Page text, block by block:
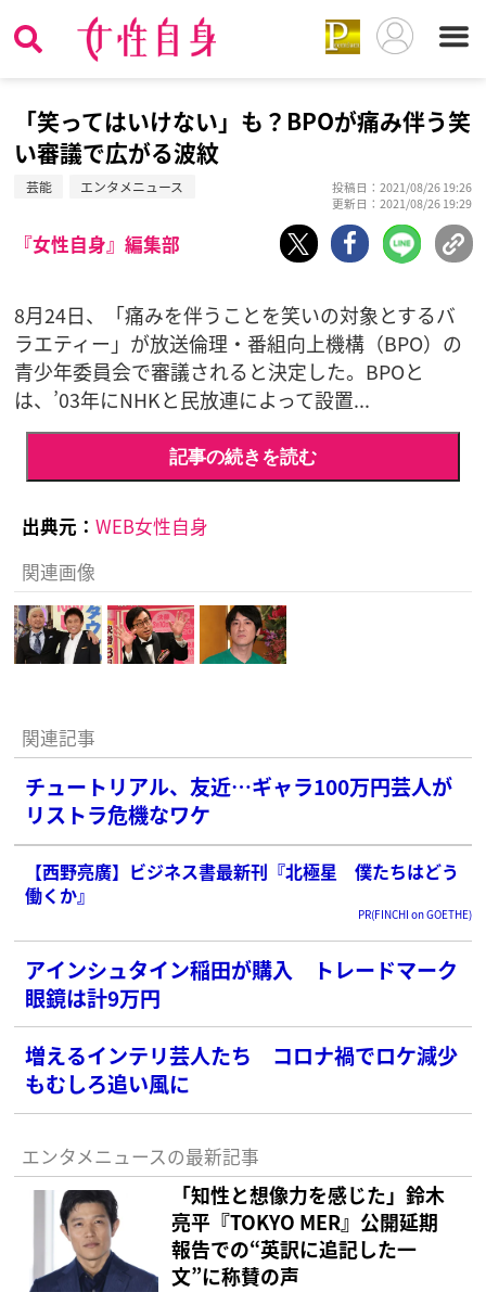
「笑ってはいけない」も？BPOが痛み伴う笑
い審議で広がる波紋
芸能 エンタメニュース
投稿日：2021/08/26 19:26
更新日：2021/08/26 19:29
『女性自身』編集部
8月24日、「痛みを伴うことを笑いの対象とするバ
ラエティー」が放送倫理・番組向上機構（BPO）の
青少年委員会で審議されると決定した。BPOと
は、’03年にNHKと民放連によって設置...
記事の続きを読む
出典元： WEB女性自身
関連画像
関連記事
チュートリアル、友近…ギャラ100万円芸人が
リストラ危機なワケ
【西野亮廣】ビジネス書最新刊『北極星 僕たちはどう
働くか』
PR(FINCHI on GOETHE)
アインシュタイン稲田が購入 トレードマーク
眼鏡は計9万円
増えるインテリ芸人たち コロナ禍でロケ減少
もむしろ追い風に
エンタメニュースの最新記事
「知性と想像力を感じた」鈴木
亮平『TOKYO MER』公開延期
報告での“英訳に追記した一
文”に称賛の声